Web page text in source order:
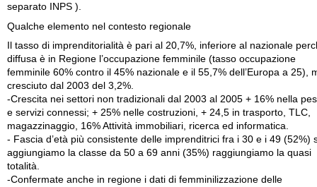
separato INPS ).
Qualche elemento nel contesto regionale
Il tasso di imprenditorialità è pari al 20,7%, inferiore al nazionale
diffusa è in Regione l’occupazione femminile (tasso occupazione
femminile 60% contro il 45% nazionale e il 55,7% dell’Europa a 25),
cresciuto dal 2003 del 3,2%.
-Crescita nei settori non tradizionali dal 2003 al 2005 + 16% nella
e servizi connessi; + 25% nelle costruzioni, + 24,5 in trasporto, TLC,
magazzinaggio, 16% Attività immobiliari, ricerca ed informatica.
- Fascia d’età più consistente delle imprenditrici fra i 30 e i 49 (52%)
aggiungiamo la classe da 50 a 69 anni (35%) raggiungiamo la quasi
totalità.
-Confermate anche in regione i dati di femminilizzazione delle